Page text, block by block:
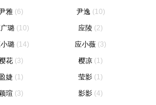
雅 (6) 尹逸 (10)
璐 (10) 应陵 (2)
璐 (14) 应小薇 (3)
花 (3) 樱凉 (1)
婕 (1) 莹影 (1)
瑄 (3) 影影 (4)